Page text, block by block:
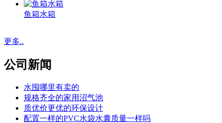
鱼箱水箱
更多..
公司新闻
水囤哪里有卖的
规格齐全的家用沼气池
质优价更优的环保设计
配置一样的PVC水袋水囊质量一样吗